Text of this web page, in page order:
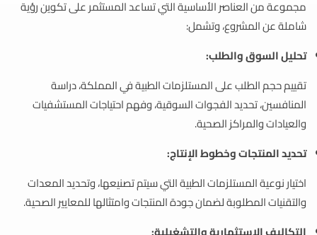
مجموعة من العناصر الأساسية التي تساعد المستثمر على تكوين رؤية
شاملة عن المشروع، وتشمل:
تحليل السوق والطلب:
تقييم حجم الطلب على المستلزمات الطبية في المملكة، دراسة
المنافسين، تحديد الفجوات السوقية، وفهم احتياجات المستشفيات
والعيادات والمراكز الصحية.
تحديد المنتجات وخطوط الإنتاج:
اختيار نوعية المستلزمات الطبية التي سيتم تصنيعها، وتحديد المعدات
والتقنيات المطلوبة لضمان جودة المنتجات وامتثالها للمعايير الصحية.